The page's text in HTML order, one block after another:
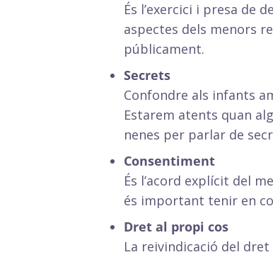
És l’exercici i presa de
aspectes dels menors
públicament.
Secrets
Confondre als infants
Estarem atents quan
nenes per parlar de
Consentiment
És l’acord explícit del
és important tenir en
Dret al propi cos
La reivindicació del